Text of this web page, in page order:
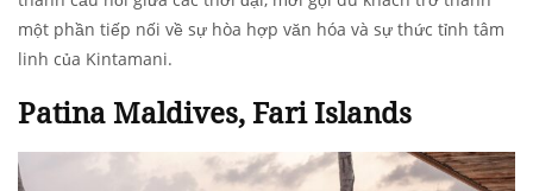
một phần tiếp nối về sự hòa hợp văn hóa và sự thức tỉnh tâm
linh của Kintamani.
Patina Maldives, Fari Islands